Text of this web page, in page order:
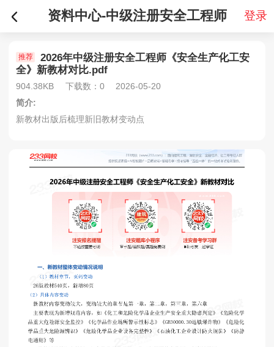
资料中心-中级注册安全工程师 登录
推荐
2026年中级注册安全工程师《安全生产化工安
全》新教材对比.pdf
904.38KB 下载数：0
2026-05-20
简介:
新教材出版后梳理新旧教材变动点